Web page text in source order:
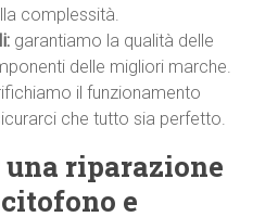
complessità.
garantiamo la qualità delle
delle migliori marche.
il funzionamento
che tutto sia perfetto.
riparazione
e